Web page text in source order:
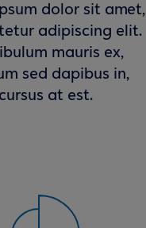
dolor sit amet,
adipiscing elit.
mauris ex,
sed dapibus in,
cursus at est.